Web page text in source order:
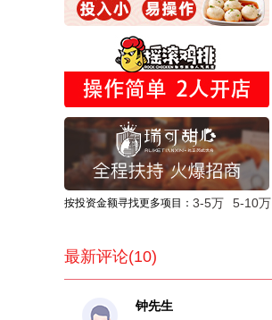
按投资金额寻找更多项目： 3-5万 5-10万
最新评论(10)
钟先生